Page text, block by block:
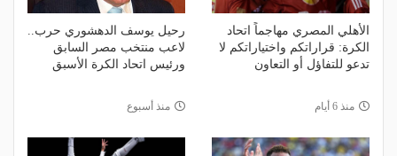
الأهلي المصري مهاجماً اتحاد
الكرة: قراراتكم واختياراتكم لا
تدعو للتفاؤل أو التعاون
منذ 6 أيام
رحيل يوسف الدهشوري حرب..
لاعب منتخب مصر السابق
ورئيس اتحاد الكرة الأسبق
منذ أسبوع